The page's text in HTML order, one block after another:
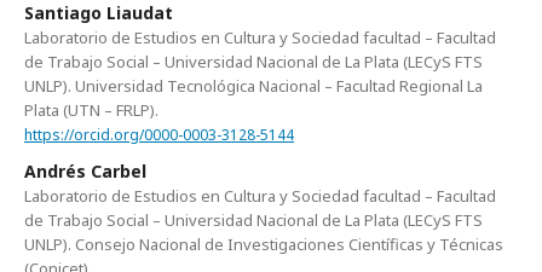
Santiago Liaudat
Laboratorio de Estudios en Cultura y Sociedad facultad – Facultad
de Trabajo Social – Universidad Nacional de La Plata (LECyS FTS
UNLP). Universidad Tecnológica Nacional – Facultad Regional La
Plata (UTN – FRLP).
https://orcid.org/0000-0003-3128-5144
Andrés Carbel
Laboratorio de Estudios en Cultura y Sociedad facultad – Facultad
de Trabajo Social – Universidad Nacional de La Plata (LECyS FTS
UNLP). Consejo Nacional de Investigaciones Científicas y Técnicas